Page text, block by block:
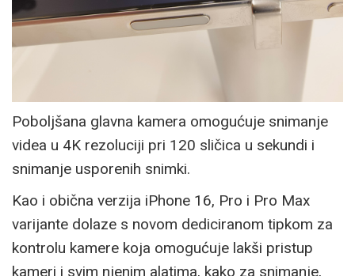
Poboljšana glavna kamera omogućuje snimanje
videa u 4K rezoluciji pri 120 sličica u sekundi i
snimanje usporenih snimki.
Kao i obična verzija iPhone 16, Pro i Pro Max
varijante dolaze s novom dediciranom tipkom za
kontrolu kamere koja omogućuje lakši pristup
kameri i svim njenim alatima, kako za snimanje,